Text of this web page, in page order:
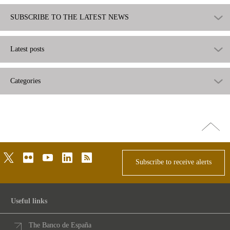
SUBSCRIBE TO THE LATEST NEWS
Latest posts
Categories
Go
top
twitterflickr youtubelinkedinrss
Subscribe to receive alerts
Useful links
The Banco de España